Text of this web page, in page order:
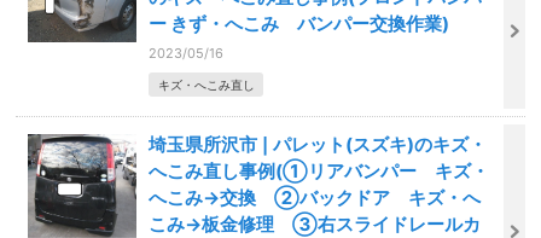
ー きず・へこみ バンパー交換作業)
2023/05/16
キズ・へこみ直し
埼玉県所沢市❘パレット(スズキ)のキズ・
へこみ直し事例(①リアバンパー キズ・
へこみ→交換 ②バックドア キズ・へ
こみ→板金修理 ③右スライドレールカ